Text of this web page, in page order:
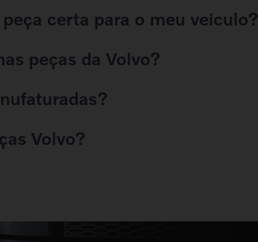
certa para o meu veículo?
peças da Volvo?
Volvo?